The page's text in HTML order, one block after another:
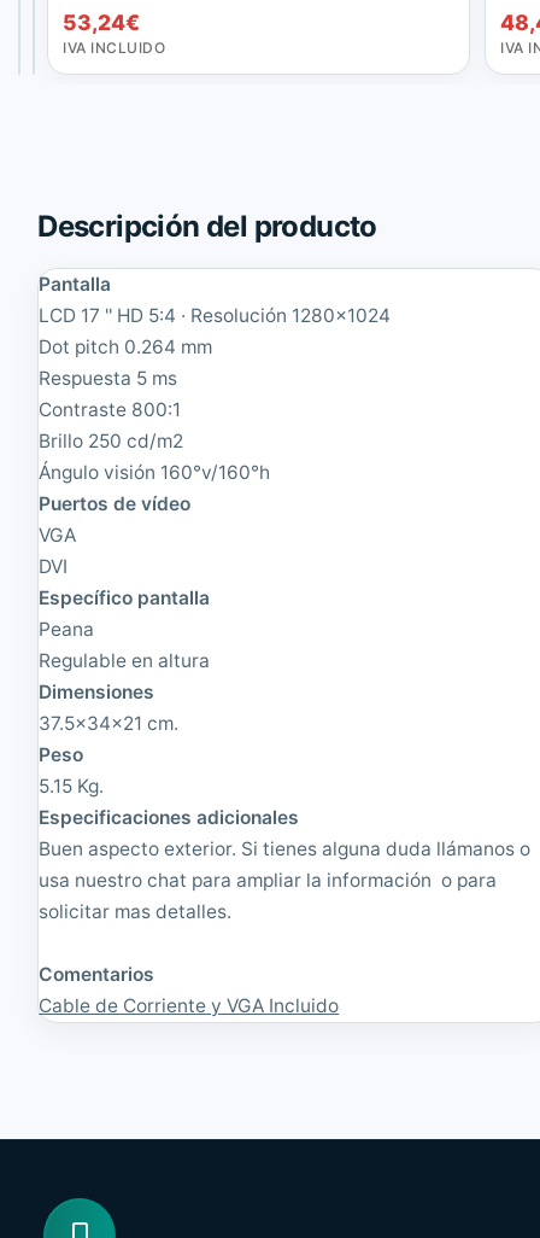
e
2
0
4
B
M
M
o
n
t
o
r
F
T
2
0
"
4
3
,
1
0
0
x
1
2
0
INCLUIDO
1
T
T
4
:
3
R
e
a
o
n
d
c
i
o
n
a
d
o
|
1
2
0
x
1
0
2
IVA
INCLUIDO
53,24€
IVA INCLUIDO IVA
Descripción del producto
Pantalla
LCD 17 '' HD 5:4 · Resolución 1280x1024
Dot pitch 0.264 mm
Respuesta 5 ms
Contraste 800:1
Brillo 250 cd/m2
Ángulo visión 160°v/160°h
Puertos de vídeo
VGA
DVI
Específico pantalla
Peana
Regulable en altura
Dimensiones
37.5x34x21 cm.
Peso
5.15 Kg.
Especificaciones adicionales
Buen aspecto exterior. Si tienes alguna duda llámanos o
usa nuestro chat para ampliar la información o para
solicitar mas detalles.
Comentarios
Cable de Corriente y VGA Incluido